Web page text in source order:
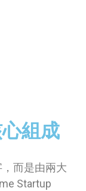
組成
而是由兩大
Startup